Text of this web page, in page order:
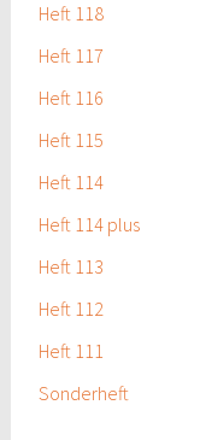
Heft 118
Heft 117
Heft 116
Heft 115
Heft 114
Heft 114 plus
Heft 113
Heft 112
Heft 111
Sonderheft